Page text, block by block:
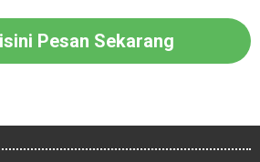
Pesan Sekarang